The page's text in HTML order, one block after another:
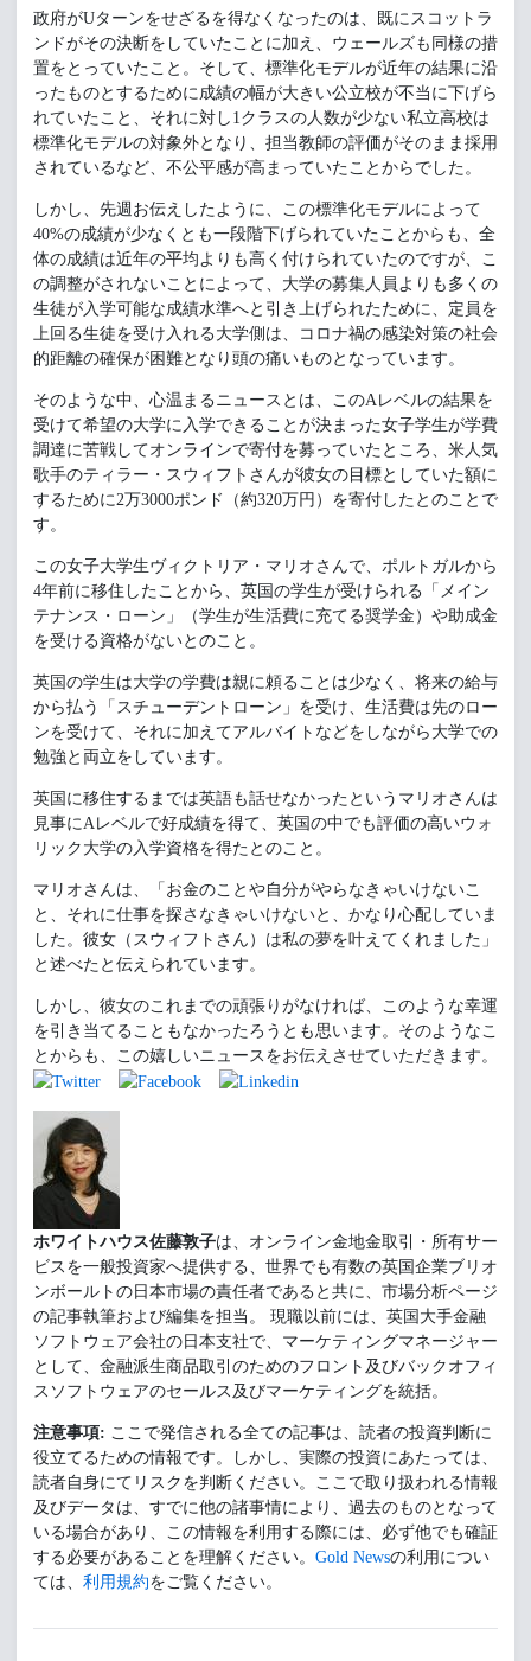
政府がUターンをせざるを得なくなったのは、既にスコットラ
ンドがその決断をしていたことに加え、ウェールズも同様の措
置をとっていたこと。そして、標準化モデルが近年の結果に沿
ったものとするために成績の幅が大きい公立校が不当に下げら
れていたこと、それに対し1クラスの人数が少ない私立高校は
標準化モデルの対象外となり、担当教師の評価がそのまま採用
されているなど、不公平感が高まっていたことからでした。
しかし、先週お伝えしたように、この標準化モデルによって
40%の成績が少なくとも一段階下げられていたことからも、全
体の成績は近年の平均よりも高く付けられていたのですが、こ
の調整がされないことによって、大学の募集人員よりも多くの
生徒が入学可能な成績水準へと引き上げられたために、定員を
上回る生徒を受け入れる大学側は、コロナ禍の感染対策の社会
的距離の確保が困難となり頭の痛いものとなっています。
そのような中、心温まるニュースとは、このAレベルの結果を
受けて希望の大学に入学できることが決まった女子学生が学費
調達に苦戦してオンラインで寄付を募っていたところ、米人気
歌手のティラー・スウィフトさんが彼女の目標としていた額に
するために2万3000ポンド（約320万円）を寄付したとのことで
す。
この女子大学生ヴィクトリア・マリオさんで、ポルトガルから
4年前に移住したことから、英国の学生が受けられる「メイン
テナンス・ローン」（学生が生活費に充てる奨学金）や助成金
を受ける資格がないとのこと。
英国の学生は大学の学費は親に頼ることは少なく、将来の給与
から払う「スチューデントローン」を受け、生活費は先のロー
ンを受けて、それに加えてアルバイトなどをしながら大学での
勉強と両立をしています。
英国に移住するまでは英語も話せなかったというマリオさんは
見事にAレベルで好成績を得て、英国の中でも評価の高いウォ
リック大学の入学資格を得たとのこと。
マリオさんは、「お金のことや自分がやらなきゃいけないこ
と、それに仕事を探さなきゃいけないと、かなり心配していま
した。彼女（スウィフトさん）は私の夢を叶えてくれました」
と述べたと伝えられています。
しかし、彼女のこれまでの頑張りがなければ、このような幸運
を引き当てることもなかったろうとも思います。そのようなこ
とからも、この嬉しいニュースをお伝えさせていただきます。
ホワイトハウス佐藤敦子は、オンライン金地金取引・所有サー
ビスを一般投資家へ提供する、世界でも有数の英国企業ブリオ
ンボールトの日本市場の責任者であると共に、市場分析ページ
の記事執筆および編集を担当。 現職以前には、英国大手金融
ソフトウェア会社の日本支社で、マーケティングマネージャー
として、金融派生商品取引のためのフロント及びバックオフィ
スソフトウェアのセールス及びマーケティングを統括。
注意事項: ここで発信される全ての記事は、読者の投資判断に
役立てるための情報です。しかし、実際の投資にあたっては、
読者自身にてリスクを判断ください。ここで取り扱われる情報
及びデータは、すでに他の諸事情により、過去のものとなって
いる場合があり、この情報を利用する際には、必ず他でも確証
する必要があることを理解ください。 Gold Newsの利用につい
ては、 利用規約をご覧ください。